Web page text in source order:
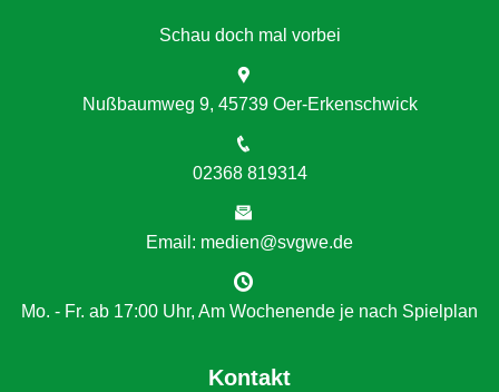
Schau doch mal vorbei
Nußbaumweg 9, 45739 Oer-Erkenschwick
02368 819314
Email: medien@svgwe.de
Mo. - Fr. ab 17:00 Uhr, Am Wochenende je nach Spielplan
Kontakt